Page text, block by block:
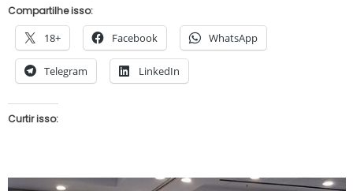
Compartilhe isso:
18+ Facebook WhatsApp
Telegram LinkedIn
Curtir isso: